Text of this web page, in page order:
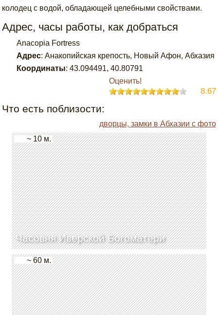
колодец с водой, обладающей целебными свойствами.
Адрес, часы работы, как добраться
Anacopia Fortress
Адрес:Анакопийская крепость, Новый Афон, Абхазия
Координаты: 43.094491,40.80791
Оценить!
8.67
Что есть поблизости:
дворцы, замки в Абхазии с фото
Часовня Иверской Богоматери
~ 10 м.
~ 60 м.